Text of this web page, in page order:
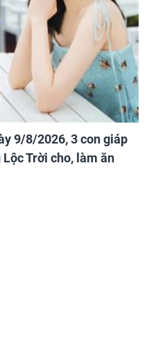
9/8/2026, 3 con giáp
Trời cho, làm ăn